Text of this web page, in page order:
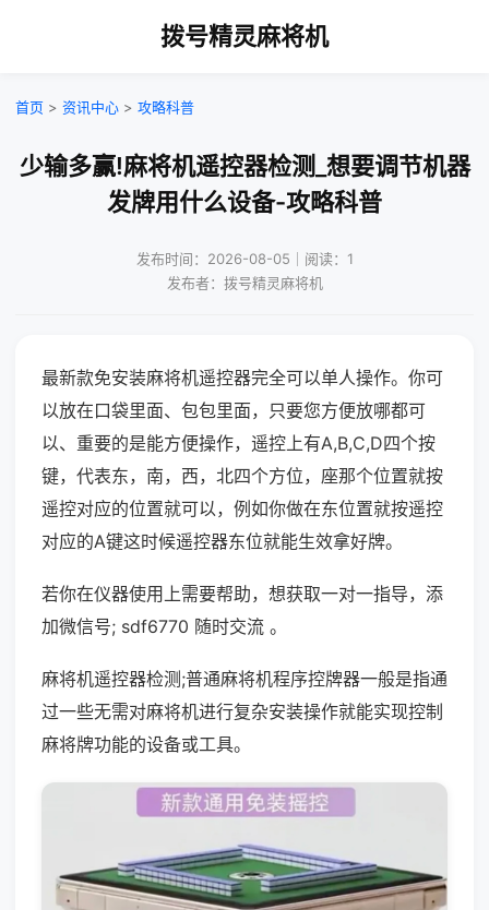
拨号精灵麻将机
首页 > 资讯中心 > 攻略科普
少输多赢!麻将机遥控器检测_想要调节机器
发牌用什么设备-攻略科普
发布时间：2026-08-05｜阅读：1
发布者：拨号精灵麻将机
最新款免安装麻将机遥控器完全可以单人操作。你可
以放在口袋里面、包包里面，只要您方便放哪都可
以、重要的是能方便操作，遥控上有A,B,C,D四个按
键，代表东，南，西，北四个方位，座那个位置就按
遥控对应的位置就可以，例如你做在东位置就按遥控
对应的A键这时候遥控器东位就能生效拿好牌。
若你在仪器使用上需要帮助，想获取一对一指导，添
加微信号; sdf6770 随时交流 。
麻将机遥控器检测;普通麻将机程序控牌器一般是指通
过一些无需对麻将机进行复杂安装操作就能实现控制
麻将牌功能的设备或工具。